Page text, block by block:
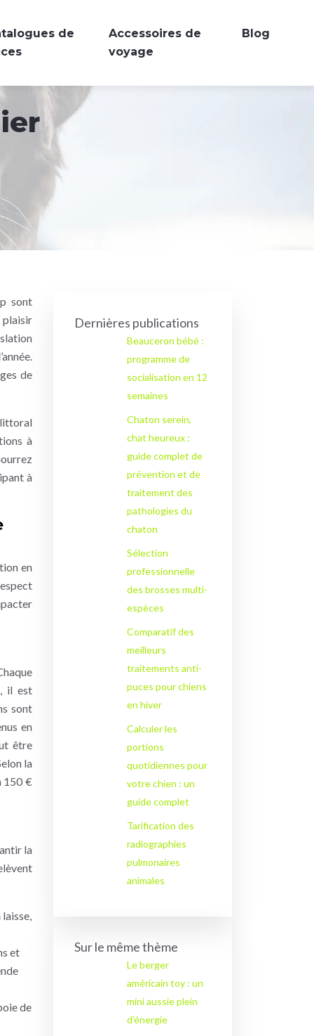
de
Accessoires de
voyage
Blog
sont
plaisir
de
à
à
en
il est
sont
en
être
la
150 €
la
et
de
Dernières publications
Beauceron bébé :
programme de
socialisation en 12
semaines
Chaton serein,
chat heureux :
guide complet de
prévention et de
traitement des
pathologies du
chaton
Sélection
professionnelle
des brosses multi-
espèces
Comparatif des
meilleurs
traitements anti-
puces pour chiens
en hiver
Calculer les
portions
quotidiennes pour
votre chien : un
guide complet
Tarification des
radiographies
pulmonaires
animales
Sur le même thème
Le berger
américain toy : un
mini aussie plein
d’énergie